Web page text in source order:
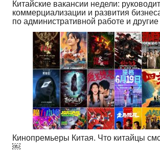
Китайские вакансии недели:
коммерциализации и развития
по административной работе и другие
Кинопремьеры Китая. Что китайцы
￼